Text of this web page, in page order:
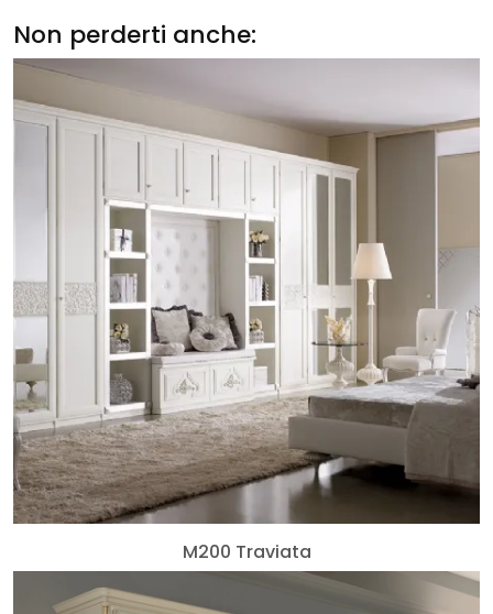
Non perderti anche:
M200 Traviata